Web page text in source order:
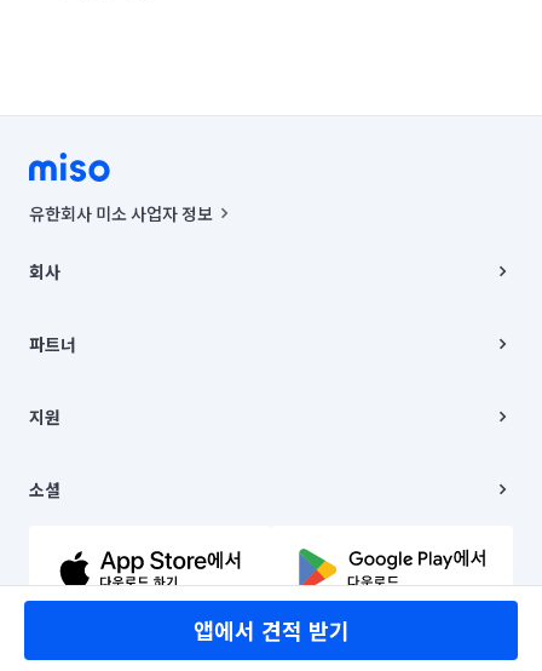
앱에서 견적 받기
유한회사 미소 사업자 정보
00019 |
주소 | 본사: 서울특별시 종로구 율곡로 6(중학동, 트윈트리빌딩) B동 5층
컨택센터 : 서울특별시 종로구 수송동 율곡로 24, 7층, 8층 미소
상품, 상품정보, 거래에 관한 의무와 책임은 거래당사자에게 있습니다.
언론 보도 관련 문의:
© 유한회사 미소. Miso, Inc. All Rights Reserved.
회사
채용
파트너
이사
지원
이용약관
문의하기
소셜
유튜브